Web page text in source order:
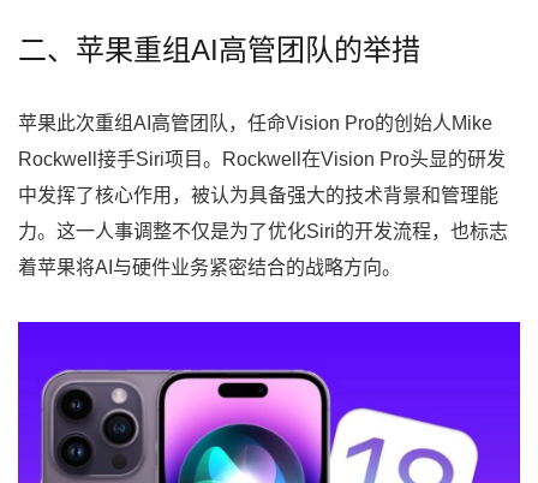
二、苹果重组AI高管团队的举措
苹果此次重组AI高管团队，任命Vision Pro的创始人Mike
Rockwell接手Siri项目。Rockwell在Vision Pro头显的研发
中发挥了核心作用，被认为具备强大的技术背景和管理能
力。这一人事调整不仅是为了优化Siri的开发流程，也标志
着苹果将AI与硬件业务紧密结合的战略方向。